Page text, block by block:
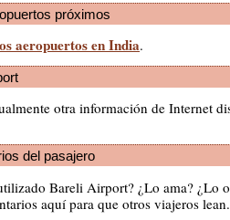
próximos
aeropuertos en India.
otra información de Internet
del pasajero
Bareli Airport? ¿Lo ama? ¿Lo
aquí para que otros viajeros lean.